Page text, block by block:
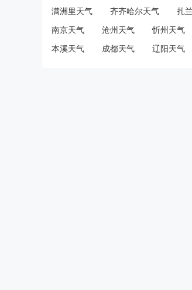
满洲里天气 齐齐哈尔天气 扎
南京天气 沧州天气 忻州天气
本溪天气 成都天气 辽阳天气